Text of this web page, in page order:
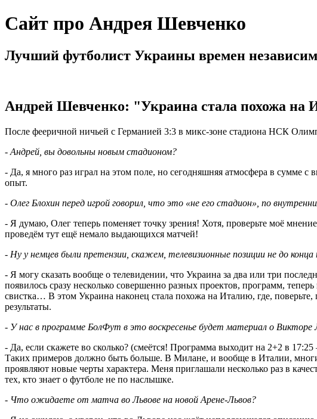
Сайт про Андрея Шевченко
Лучший футболист Украины времен
Андрей Шевченко: "Украина стала похожа на
После фееричной ничьей с Германией 3:3 в микс-зоне стадиона НСК
- Андрей, вы довольны новым стадионом?
- Да, я много раз играл на этом поле, но сегодняшняя атмосфера в
опыт.
- Олег Блохин перед игрой говорил, что это «не его стадион», по
- Я думаю, Олег теперь поменяет точку зрения! Хотя, проверьте моё
проведём тут ещё немало выдающихся матчей!
- Ну у немцев были претензии, скажем, телевизионные позиции не до
- Я могу сказать вообще о телевидении, что Украина за два или три
появилось сразу несколько совершенно разных проектов, программ,
свистка… В этом Украина наконец стала похожа на Италию, где,
результаты.
- У нас в программе БолФут в это воскресенье будет материал о
- Да, если скажете во сколько? (смеётся! Программа выходит на 2+2 в
Таких примеров должно быть больше. В Милане, и вообще в Италии,
проявляют новые черты характера. Меня приглашали несколько раз в
тех, кто знает о футболе не по наслышке.
- Что ожидаете от матча во Львове на новой Арене-Львов?